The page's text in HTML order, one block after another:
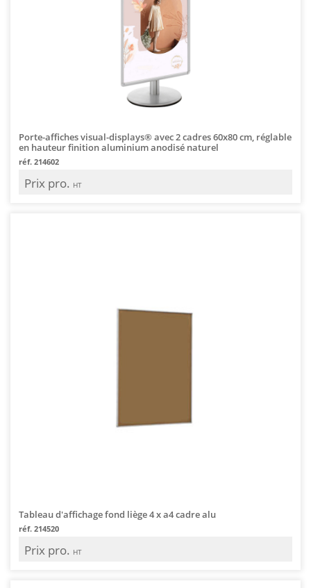
Porte-affiches visual-displays® avec 2 cadres 60x80 cm, réglable
en hauteur finition aluminium anodisé naturel
réf. 214602
Prix pro. HT
Tableau d'affichage fond liège 4 x a4 cadre alu
réf. 214520
Prix pro. HT